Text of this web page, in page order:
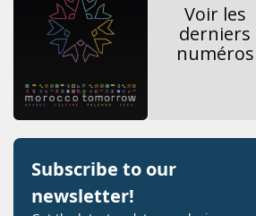
Voir les
derniers
numéros